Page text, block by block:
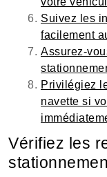
Suivez les
facilement
Assurez-
Privilégiez
navette si
Vérifiez les